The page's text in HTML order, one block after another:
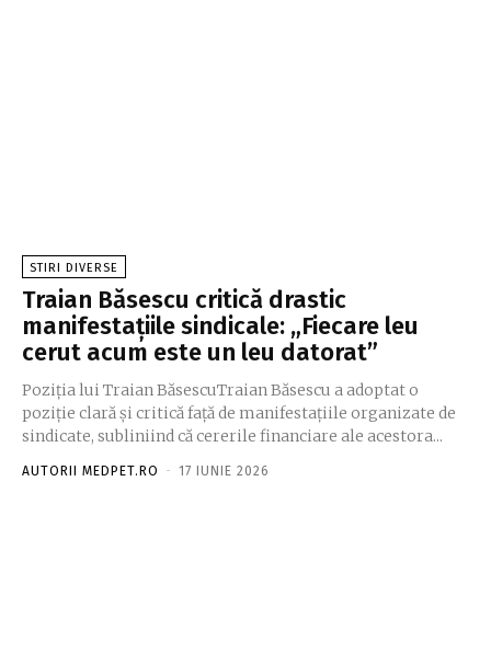
STIRI DIVERSE
Traian Băsescu critică drastic
manifestațiile sindicale: „Fiecare leu
cerut acum este un leu datorat”
Poziția lui Traian BăsescuTraian Băsescu a adoptat o
poziție clară și critică față de manifestațiile organizate de
sindicate, subliniind că cererile financiare ale acestora...
AUTORII MEDPET.RO - 17 IUNIE 2026